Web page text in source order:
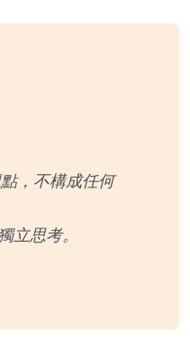
，不構成任何
立思考。